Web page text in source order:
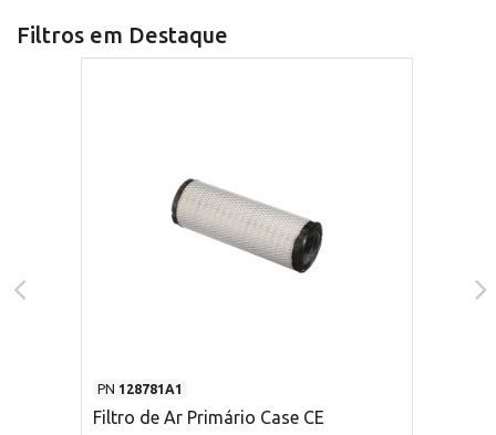
Filtros em Destaque
PN 128781A1
Filtro de Ar Primário Case CE